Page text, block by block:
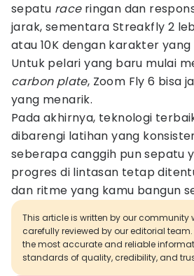
sepatu race ringan dan
jarak, sementara Streakfly 2
atau 10K dengan karakter
Untuk pelari yang baru mulai
carbon plate, Zoom Fly 6 bisa
yang menarik.
Pada akhirnya, teknologi
dibarengi latihan yang
seberapa canggih pun sepatu
progres di lintasan tetap
dan ritme yang kamu bangun
This article is written by our community
carefully reviewed by our editorial
the most accurate and reliable
standards of quality, credibility, and